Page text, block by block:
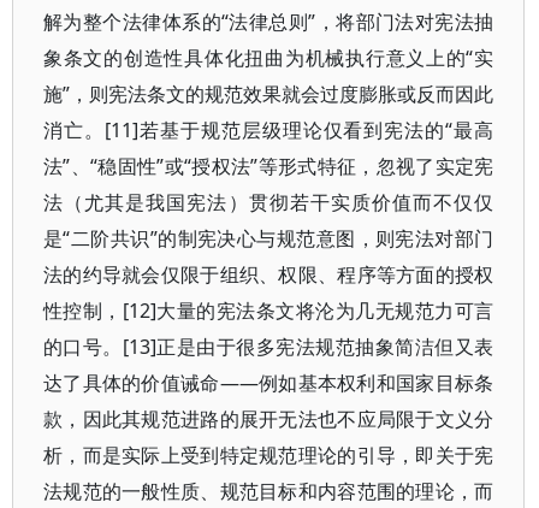
解为整个法律体系的“法律总则”，将部门法对宪法抽
象条文的创造性具体化扭曲为机械执行意义上的“实
施”，则宪法条文的规范效果就会过度膨胀或反而因此
消亡。[11]若基于规范层级理论仅看到宪法的“最高
法”、“稳固性”或“授权法”等形式特征，忽视了实定宪
法（尤其是我国宪法）贯彻若干实质价值而不仅仅
是“二阶共识”的制宪决心与规范意图，则宪法对部门
法的约导就会仅限于组织、权限、程序等方面的授权
性控制，[12]大量的宪法条文将沦为几无规范力可言
的口号。[13]正是由于很多宪法规范抽象简洁但又表
达了具体的价值诫命——例如基本权利和国家目标条
款，因此其规范进路的展开无法也不应局限于文义分
析，而是实际上受到特定规范理论的引导，即关于宪
法规范的一般性质、规范目标和内容范围的理论，而